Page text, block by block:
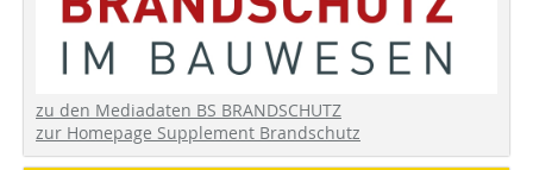
zu den Mediadaten BS BRANDSCHUTZ
zur Homepage Supplement Brandschutz